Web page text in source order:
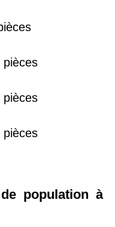
pièces
pièces
pièces
population à